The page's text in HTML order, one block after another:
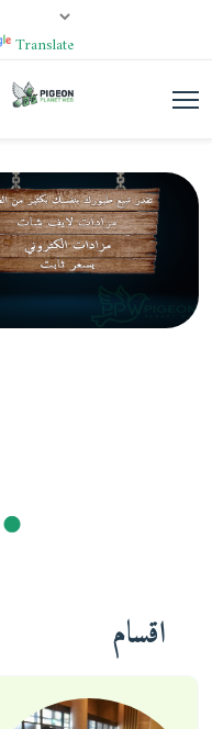
Translate
اقسام